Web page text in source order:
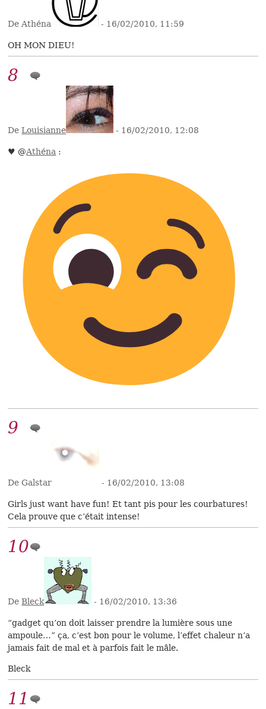
De Athéna - 16/02/2010, 11:59
OH MON DIEU!
8
DeLouisianne - 16/02/2010, 12:08
♥ @Athéna :
9
De Galstar - 16/02/2010, 13:08
Girls just want have fun! Et tant pis pour les courbatures!
Cela prouve que c’était intense!
10
DeBleck - 16/02/2010, 13:36
“gadget qu’on doit laisser prendre la lumière sous une
ampoule…” ça, c’est bon pour le volume, l’effet chaleur n’a
jamais fait de mal et à parfois fait le mâle.
Bleck
11